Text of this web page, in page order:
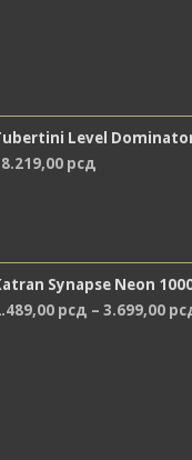
Level
рсд
Synapse Neon
рсд – 3.699,00